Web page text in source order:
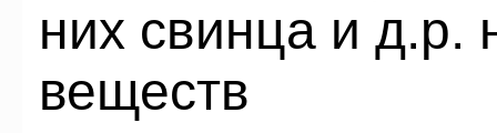
них свинца и д.р.
веществ